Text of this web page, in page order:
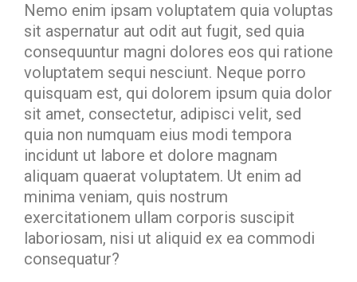
Nemo enim ipsam voluptatem quia voluptas
sit aspernatur aut odit aut fugit, sed quia
consequuntur magni dolores eos qui ratione
voluptatem sequi nesciunt. Neque porro
quisquam est, qui dolorem ipsum quia dolor
sit amet, consectetur, adipisci velit, sed
quia non numquam eius modi tempora
incidunt ut labore et dolore magnam
aliquam quaerat voluptatem. Ut enim ad
minima veniam, quis nostrum
exercitationem ullam corporis suscipit
laboriosam, nisi ut aliquid ex ea commodi
consequatur?